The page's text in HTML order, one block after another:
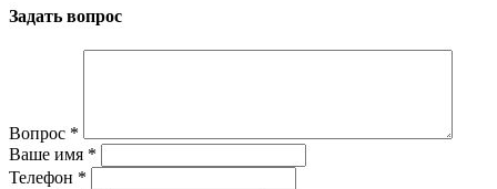
Задать вопрос
Вопрос *
Ваше имя *
Телефон *